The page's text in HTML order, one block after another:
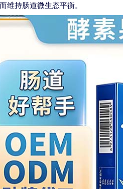
维持肠道微生态平衡。